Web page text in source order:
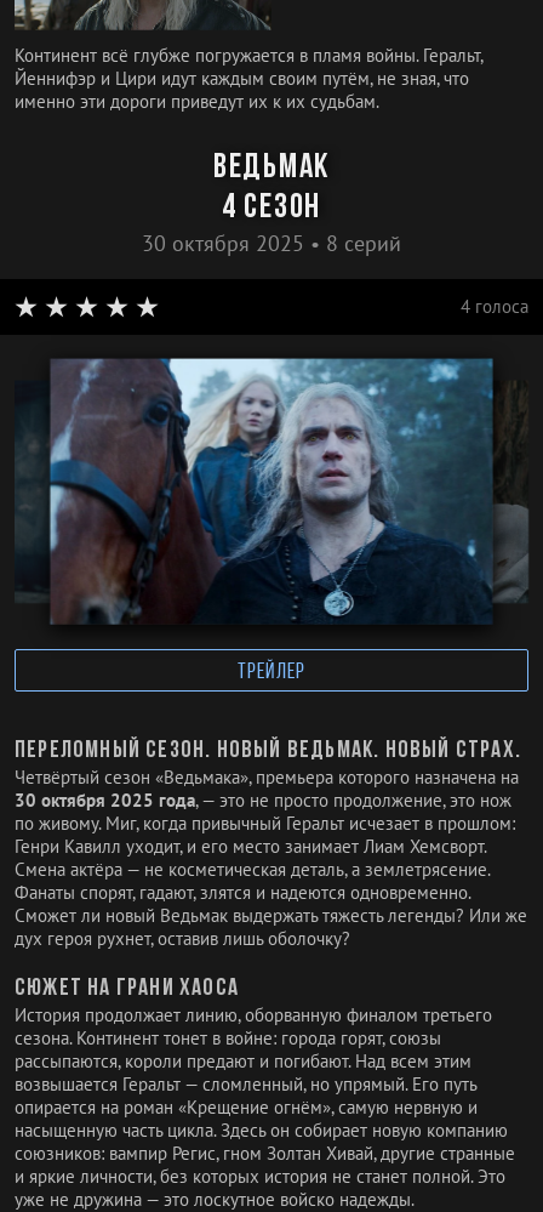
Континент всё глубже погружается в пламя войны. Геральт,
Йеннифэр и Цири идут каждым своим путём, не зная, что
именно эти дороги приведут их к их судьбам.
Ведьмак
4 сезон
30 октября 2025 • 8 серий
4 голоса
ТРЕЙЛЕР
Переломный сезон. Новый ведьмак. Новый страх.
Четвёртый сезон «Ведьмака», премьера которого назначена на
30 октября 2025 года, — это не просто продолжение, это нож
по живому. Миг, когда привычный Геральт исчезает в прошлом:
Генри Кавилл уходит, и его место занимает Лиам Хемсворт.
Смена актёра — не косметическая деталь, а землетрясение.
Фанаты спорят, гадают, злятся и надеются одновременно.
Сможет ли новый Ведьмак выдержать тяжесть легенды? Или же
дух героя рухнет, оставив лишь оболочку?
Сюжет на грани хаоса
История продолжает линию, оборванную финалом третьего
сезона. Континент тонет в войне: города горят, союзы
рассыпаются, короли предают и погибают. Над всем этим
возвышается Геральт — сломленный, но упрямый. Его путь
опирается на роман «Крещение огнём», самую нервную и
насыщенную часть цикла. Здесь он собирает новую компанию
союзников: вампир Регис, гном Золтан Хивай, другие странные
и яркие личности, без которых история не станет полной. Это
уже не дружина — это лоскутное войско надежды.